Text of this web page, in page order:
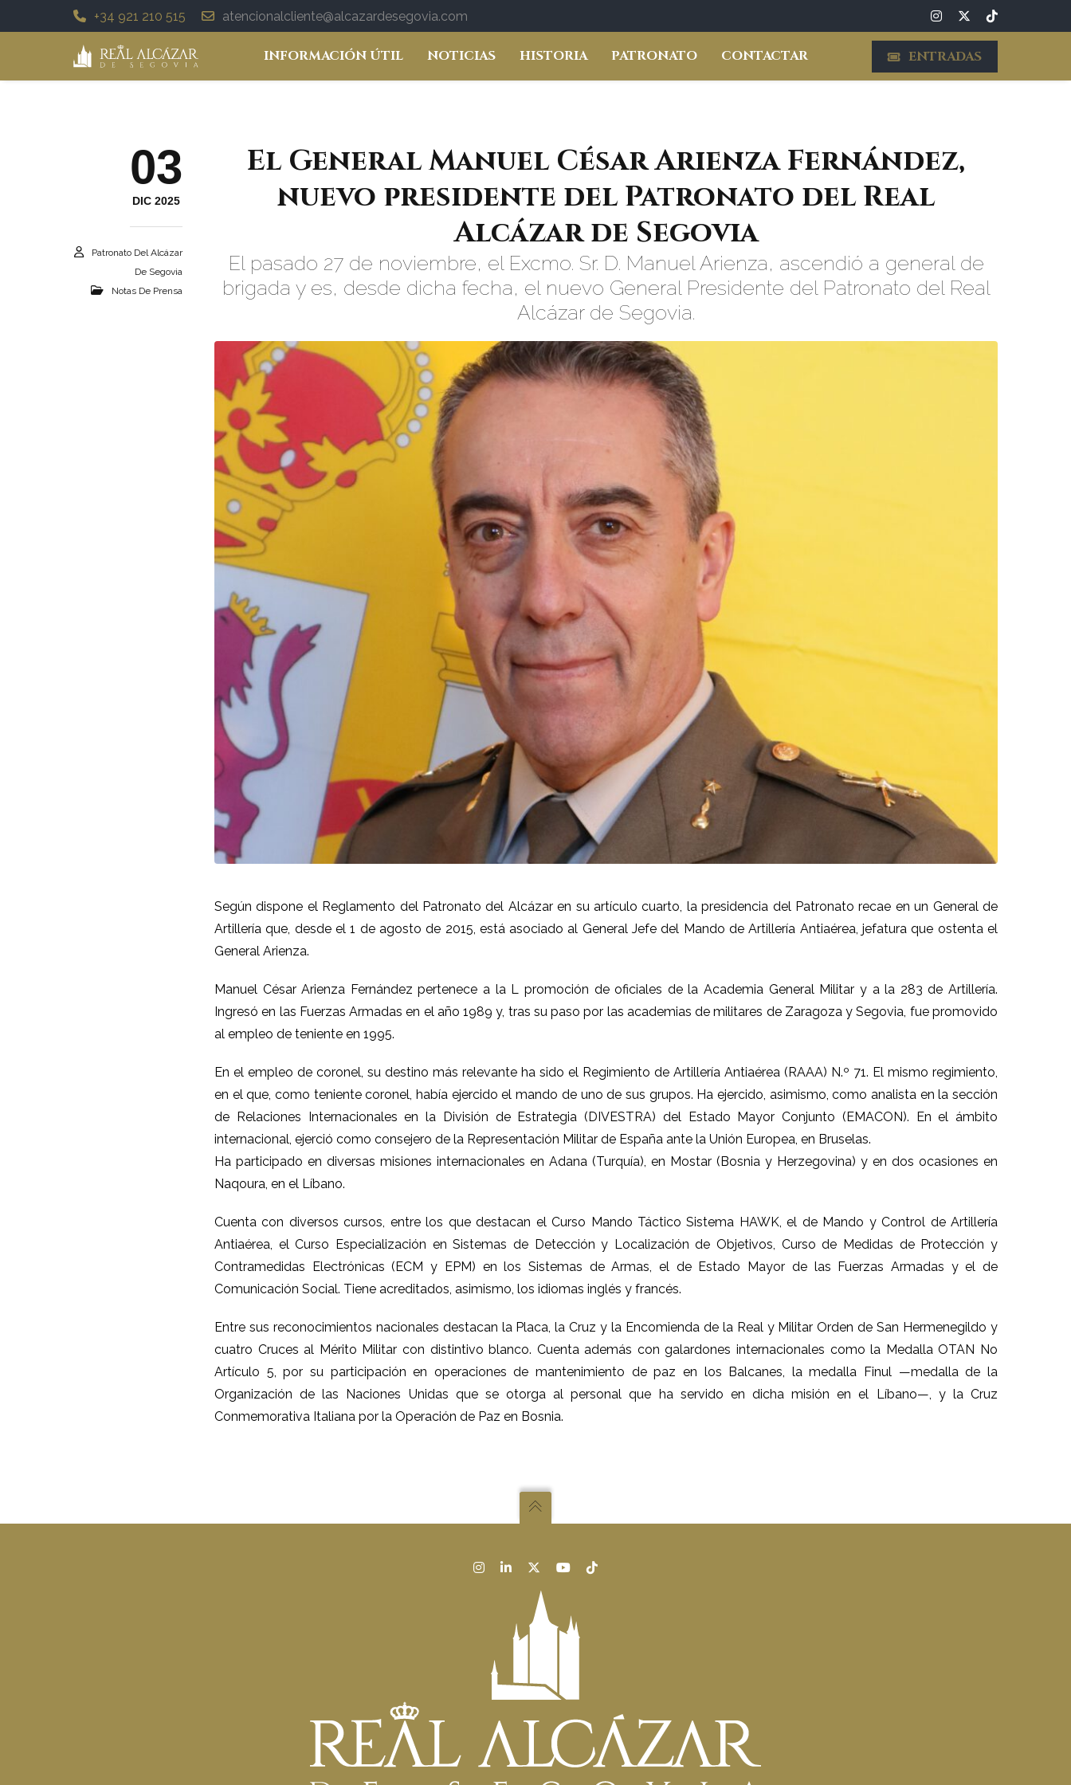
+34 921 210 515 atencionalcliente@alcazardesegovia.com
INFORMACIÓN ÚTIL NOTICIAS HISTORIA PATRONATO CONTACTAR ENTRADAS
03
DIC 2025
Patronato Del Alcázar
De Segovia
Notas De Prensa
El General Manuel César Arienza Fernández,
nuevo presidente del Patronato del Real
Alcázar de Segovia
El pasado 27 de noviembre, el Excmo. Sr. D. Manuel Arienza, ascendió a general de
brigada y es, desde dicha fecha, el nuevo General Presidente del Patronato del Real
Alcázar de Segovia.
Según dispone el Reglamento del Patronato del Alcázar en su artículo cuarto, la presidencia del Patronato recae en un General de
Artillería que, desde el 1 de agosto de 2015, está asociado al General Jefe del Mando de Artillería Antiaérea, jefatura que ostenta el
General Arienza.
Manuel César Arienza Fernández pertenece a la L promoción de oficiales de la Academia General Militar y a la 283 de Artillería.
Ingresó en las Fuerzas Armadas en el año 1989 y, tras su paso por las academias de militares de Zaragoza y Segovia, fue promovido
al empleo de teniente en 1995.
En el empleo de coronel, su destino más relevante ha sido el Regimiento de Artillería Antiaérea (RAAA) N.º 71. El mismo regimiento,
en el que, como teniente coronel, había ejercido el mando de uno de sus grupos. Ha ejercido, asimismo, como analista en la sección
de Relaciones Internacionales en la División de Estrategia (DIVESTRA) del Estado Mayor Conjunto (EMACON). En el ámbito
internacional, ejerció como consejero de la Representación Militar de España ante la Unión Europea, en Bruselas.
Ha participado en diversas misiones internacionales en Adana (Turquía), en Mostar (Bosnia y Herzegovina) y en dos ocasiones en
Naqoura, en el Líbano.
Cuenta con diversos cursos, entre los que destacan el Curso Mando Táctico Sistema HAWK, el de Mando y Control de Artillería
Antiaérea, el Curso Especialización en Sistemas de Detección y Localización de Objetivos, Curso de Medidas de Protección y
Contramedidas Electrónicas (ECM y EPM) en los Sistemas de Armas, el de Estado Mayor de las Fuerzas Armadas y el de
Comunicación Social. Tiene acreditados, asimismo, los idiomas inglés y francés.
Entre sus reconocimientos nacionales destacan la Placa, la Cruz y la Encomienda de la Real y Militar Orden de San Hermenegildo y
cuatro Cruces al Mérito Militar con distintivo blanco. Cuenta además con galardones internacionales como la Medalla OTAN No
Artículo 5, por su participación en operaciones de mantenimiento de paz en los Balcanes, la medalla Finul —medalla de la
Organización de las Naciones Unidas que se otorga al personal que ha servido en dicha misión en el Líbano—, y la Cruz
Conmemorativa Italiana por la Operación de Paz en Bosnia.